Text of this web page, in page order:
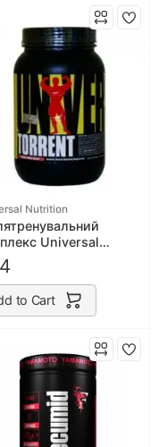
Nutrition
Universal
Torrent 1490 г
to Cart